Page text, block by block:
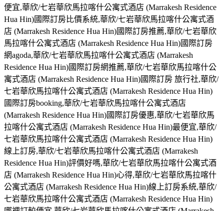
便宜,華欣/七岩華欣馬拉喀什公寓式酒店 (Marrakesh Residence
Hua Hin)國際訂房比價系統,華欣/七岩華欣馬拉喀什公寓式酒
店 (Marrakesh Residence Hua Hin)國際訂房推薦,華欣/七岩華欣
馬拉喀什公寓式酒店 (Marrakesh Residence Hua Hin)國際訂房
網agoda,華欣/七岩華欣馬拉喀什公寓式酒店 (Marrakesh
Residence Hua Hin)國際訂房網推薦,華欣/七岩華欣馬拉喀什公
寓式酒店 (Marrakesh Residence Hua Hin)國際訂房 旅行社,華欣/
七岩華欣馬拉喀什公寓式酒店 (Marrakesh Residence Hua Hin)
國際訂房booking,華欣/七岩華欣馬拉喀什公寓式酒店
(Marrakesh Residence Hua Hin)國際訂房優惠,華欣/七岩華欣馬
拉喀什公寓式酒店 (Marrakesh Residence Hua Hin)最便宜,華欣/
七岩華欣馬拉喀什公寓式酒店 (Marrakesh Residence Hua Hin)
線上訂房,華欣/七岩華欣馬拉喀什公寓式酒店 (Marrakesh
Residence Hua Hin)評價好嗎,華欣/七岩華欣馬拉喀什公寓式酒
店 (Marrakesh Residence Hua Hin)心得,華欣/七岩華欣馬拉喀什
公寓式酒店 (Marrakesh Residence Hua Hin)線上訂房系統,華欣/
七岩華欣馬拉喀什公寓式酒店 (Marrakesh Residence Hua Hin)